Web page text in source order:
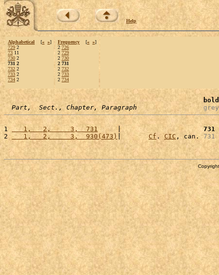
Help
Alphabetical [« »]
729 2
73 11
730 2
731 2
732 2
733 2
734 2
Frequency [« »]
2 726
2 729
2 730
2 731
2 732
2 733
2 734
bold
Part,  Sect., Chapter, Paragraph
grey
1
   1,   2,     3,  731
     |
731
2
   1,   2,     3,  930(473)
| Cf . CIC , can. 731